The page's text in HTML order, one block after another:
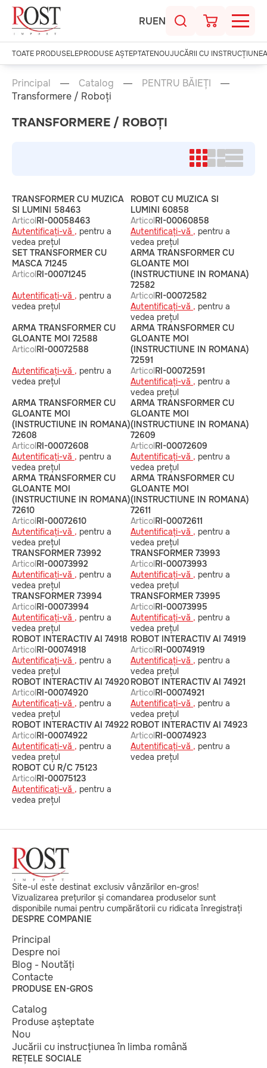
RUEN
TOATE PRODUSELEPRODUSE AȘTEPTATENOUJUCĂRII CU
Principal Catalog
PENTRU BĂIEȚI
Transformere / Roboți
TRANSFORMERE / ROBOȚI
TRANSFORMER CU MUZICA
SI LUMINI 58463
ArticolRI-00058463
Autentificați-vă , pentru a
vedea prețul
ROBOT CU MUZICA SI
LUMINI 60858
ArticolRI-00060858
Autentificați-vă , pentru a
vedea prețul
SET TRANSFORMER CU
MASCA 71245
ArticolRI-00071245
Autentificați-vă , pentru a
vedea prețul
ARMA TRANSFORMER CU
GLOANTE MOI
(INSTRUCTIUNE IN ROMANA)
72582
ArticolRI-00072582
Autentificați-vă , pentru a
vedea prețul
ARMA TRANSFORMER CU
GLOANTE MOI 72588
ArticolRI-00072588
Autentificați-vă , pentru a
vedea prețul
ARMA TRANSFORMER CU
GLOANTE MOI
(INSTRUCTIUNE IN ROMANA)
72591
ArticolRI-00072591
Autentificați-vă , pentru a
vedea prețul
ARMA TRANSFORMER CU
GLOANTE MOI
(INSTRUCTIUNE IN ROMANA)
72608
ArticolRI-00072608
Autentificați-vă , pentru a
vedea prețul
ARMA TRANSFORMER CU
GLOANTE MOI
(INSTRUCTIUNE IN ROMANA)
72609
ArticolRI-00072609
Autentificați-vă , pentru a
vedea prețul
ARMA TRANSFORMER CU
GLOANTE MOI
(INSTRUCTIUNE IN ROMANA)
72610
ArticolRI-00072610
Autentificați-vă , pentru a
vedea prețul
ARMA TRANSFORMER CU
GLOANTE MOI
(INSTRUCTIUNE IN ROMANA)
72611
ArticolRI-00072611
Autentificați-vă , pentru a
vedea prețul
TRANSFORMER 73992
ArticolRI-00073992
Autentificați-vă , pentru a
vedea prețul
TRANSFORMER 73993
ArticolRI-00073993
Autentificați-vă , pentru a
vedea prețul
TRANSFORMER 73994
ArticolRI-00073994
Autentificați-vă , pentru a
vedea prețul
TRANSFORMER 73995
ArticolRI-00073995
Autentificați-vă , pentru a
vedea prețul
ROBOT INTERACTIV AI 74918
ArticolRI-00074918
Autentificați-vă , pentru a
vedea prețul
ROBOT INTERACTIV AI 74919
ArticolRI-00074919
Autentificați-vă , pentru a
vedea prețul
ROBOT INTERACTIV AI 74920
ArticolRI-00074920
Autentificați-vă , pentru a
vedea prețul
ROBOT INTERACTIV AI 74921
ArticolRI-00074921
Autentificați-vă , pentru a
vedea prețul
ROBOT INTERACTIV AI 74922
ArticolRI-00074922
Autentificați-vă , pentru a
vedea prețul
ROBOT INTERACTIV AI 74923
ArticolRI-00074923
Autentificați-vă , pentru a
vedea prețul
ROBOT CU R/C 75123
ArticolRI-00075123
Autentificați-vă , pentru a
vedea prețul
Site-ul este destinat exclusiv vânzărilor en-gros!
Vizualizarea prețurilor și comandarea produselor sunt
disponibile numai pentru cumpărătorii cu ridicata înregistrați
DESPRE COMPANIE
Principal
Despre noi
Blog - Noutăți
Contacte
PRODUSE EN-GROS
Catalog
Produse așteptate
Nou
Jucării cu instrucțiunea în limba română
REȚELE SOCIALE